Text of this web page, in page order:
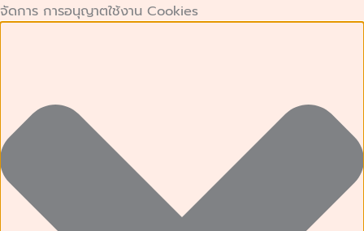
จัดการ การอนุญาตใช้งาน Cookies
คุกกี้
ที่
Preferences
คุกกี้
เก็บ
คุกกี้
การ
Skip